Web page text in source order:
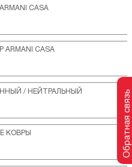
CASA
ARMANI CASA
/ НЕЙТРАЛЬНЫЙ
КОВРЫ Обратная связь